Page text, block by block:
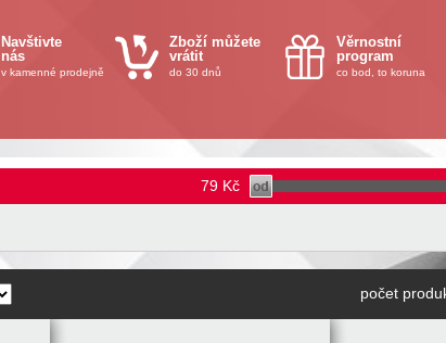
Navštivte
nás
v kamenné prodejně
Zboží můžete
vrátit
do 30 dnů
Věrnostní
program
co bod, to koruna
79 Kč
počet